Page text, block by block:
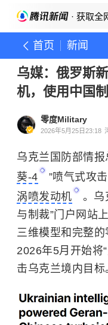
· 获取全
首页 新闻
乌媒：俄罗斯
机，使用中国
零度Military
2026年5月25日23:18
乌克兰国防部情
葵-4
”喷气式攻
涡喷发动机
。乌
与制裁”门户网站
三维模型和完整
2026年5月开始将
击乌克兰境内目标